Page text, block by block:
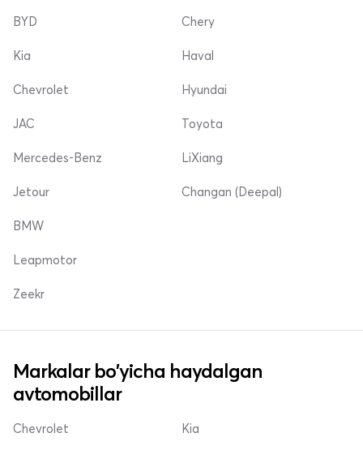
BYD
Kia
Chevrolet
Chery
Haval
Hyundai
JAC
Mercedes-Benz
Jetour
Toyota
LiXiang
Changan (Deepal)
BMW
Leapmotor
Zeekr
Markalar bo'yicha haydalgan
avtomobillar
Chevrolet Kia